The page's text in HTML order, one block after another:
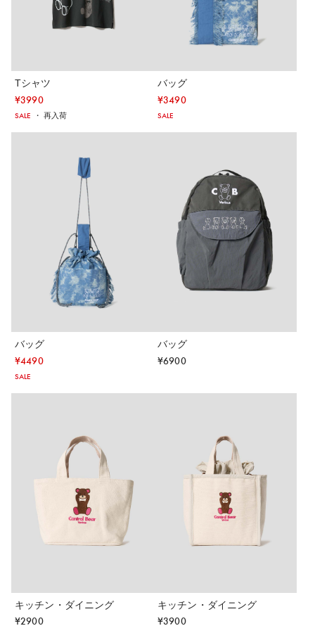
Tシャツ
¥3990
SALE ・再入荷
バッグ
¥3490
SALE
バッグ
¥4490
SALE
バッグ
¥6900
キッチン・ダイニング
¥2900
キッチン・ダイニング
¥3900